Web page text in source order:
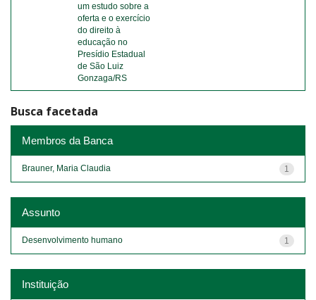
um estudo sobre a
oferta e o exercício
do direito à
educação no
Presídio Estadual
de São Luiz
Gonzaga/RS
Busca facetada
Membros da Banca
1
Brauner, Maria Claudia
Assunto
1
Desenvolvimento humano
Instituição